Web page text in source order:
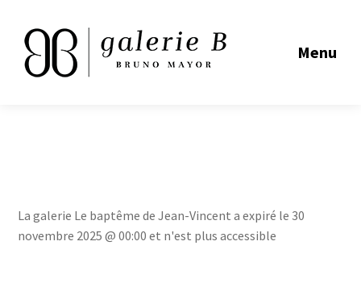
Menu
La galerie Le baptême de Jean-Vincent a expiré le 30
novembre 2025 @ 00:00 et n'est plus accessible